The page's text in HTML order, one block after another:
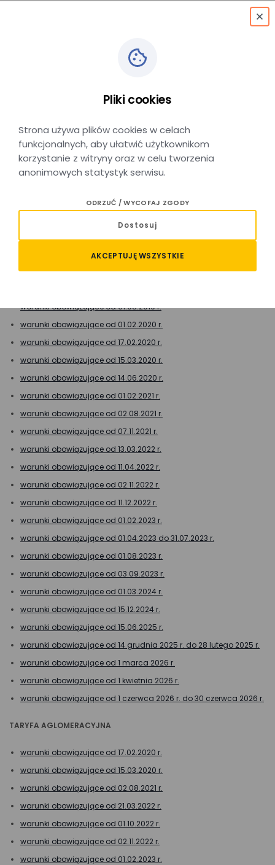
Wersje archiwalne ofert
taryfowych
TARYFA MAŁOPOLSKA
warunki obowiązujące od 01.10.2017 r.
warunki obowiązujące od 10.12.2017 r.
warunki obowiązujące od 01.08.2019 r.
warunki obowiązujące od 01.02.2020 r.
warunki obowiązujące od 17.02.2020 r.
warunki obowiązujące od 15.03.2020 r.
warunki obowiązujące od 14.06.2020 r.
warunki obowiązujące od 01.02.2021 r.
warunki obowiązujące od 02.08.2021 r.
warunki obowiązujące od 07.11.2021 r.
warunki obowiązujące od 13.03.2022 r.
warunki obowiązujące od 11.04.2022 r.
warunki obowiązujące od 02.11.2022 r.
warunki obowiązujące od 11.12.2022 r.
warunki obowiązujące od 01.02.2023 r.
warunki obowiązujące od 01.04.2023 do 31.07.2023 r.
warunki obowiązujące od 01.08.2023 r.
warunki obowiązujące od 03.09.2023 r.
warunki obowiązujące od 01.03.2024 r.
warunki obowiązujące od 15.12.2024 r.
warunki obowiązujące od 15.06.2025 r.
warunki obowiązujące od 14 grudnia 2025 r. do 28 lutego 2025 r.
warunki obowiązujące od 1 marca 2026 r.
warunki obowiązujące od 1 kwietnia 2026 r.
warunki obowiązujące od 1 czerwca 2026 r. do 30 czerwca 2026 r.
TARYFA AGLOMERACYJNA
warunki obowiązujące od 17.02.2020 r.
warunki obowiązujące od 15.03.2020 r.
warunki obowiązujące od 02.08.2021 r.
warunki obowiązujące od 21.03.2022 r.
warunki obowiązujące od 01.10.2022 r.
warunki obowiązujące od 02.11.2022 r.
warunki obowiązujące od 01.02.2023 r.
Pliki cookies
Strona używa plików cookies w celach
funkcjonalnych, aby ułatwić użytkownikom
korzystanie z witryny oraz w celu tworzenia
anonimowych statystyk serwisu.
ODRZUĆ / WYCOFAJ ZGODY
Dostosuj
AKCEPTUJĘ WSZYSTKIE